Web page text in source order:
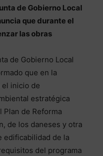
de Gobierno Local
que durante el
las obras
de Gobierno Local
que en la
el inicio de
estratégica
Plan de Reforma
de los daneses y otra
edificabilidad de la
del programa